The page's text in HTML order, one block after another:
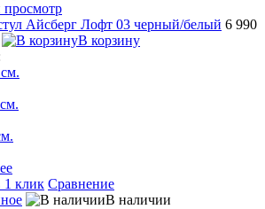
Айсберг Лофт 03 черный/белый 6 990
В корзину
1 клик Сравнение
В наличии